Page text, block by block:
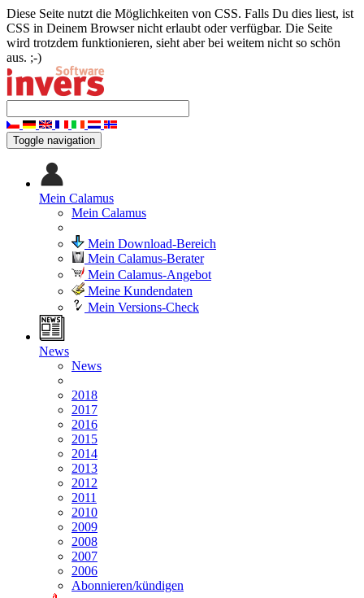
Diese Seite nutzt die Möglichkeiten von CSS. Falls Du dies liest, ist
CSS in Deinem Browser nicht erlaubt oder verfügbar. Die Seite
wird trotzdem funktionieren, sieht aber bei weitem nicht so schön
aus. ;-)
Toggle navigation
Mein Calamus
Mein Calamus
Mein Download-Bereich
Mein Calamus-Berater
Mein Calamus-Angebot
Meine Kundendaten
Mein Versions-Check
News
News
2018
2017
2016
2015
2014
2013
2012
2011
2010
2009
2008
2007
2006
Abonnieren/kündigen